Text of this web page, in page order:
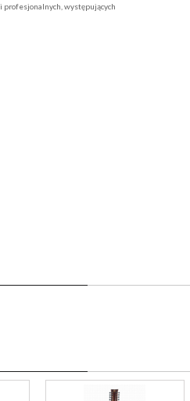
profesjonalnych, występujących